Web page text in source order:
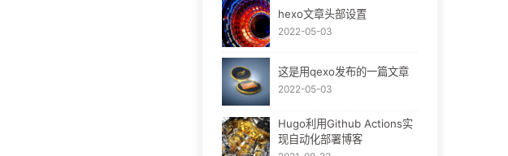
hexo文章头部设置
2022-05-03
这是用qexo发布的一篇文章
2022-05-03
Hugo利用Github Actions实
现自动化部署博客